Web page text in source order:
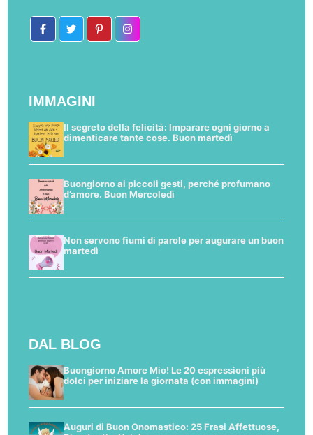
IMMAGINI
Il segreto della felicità: Imparare ogni giorno a
dimenticare tante cose. Buon martedì
Buongiorno ai piccoli gesti, perché profumano
d’amore. Buon Mercoledì
Non servono fiumi di parole per augurare un buon
martedì
DAL BLOG
Buongiorno Amore Mio! Le 20 espressioni più
dolci per iniziare la giornata (con immagini)
Auguri di Buon Onomastico: 25 Frasi Affettuose,